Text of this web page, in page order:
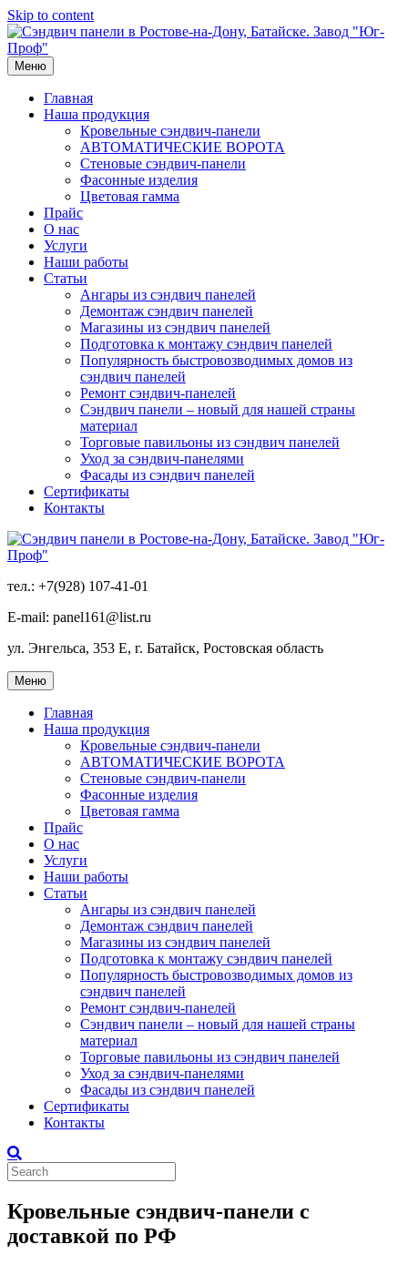
Skip to content
Меню
Главная
Наша продукция
Кровельные сэндвич-панели
АВТОМАТИЧЕСКИЕ ВОРОТА
Стеновые сэндвич-панели
Фасонные изделия
Цветовая гамма
Прайс
О нас
Услуги
Наши работы
Статьи
Ангары из сэндвич панелей
Демонтаж сэндвич панелей
Магазины из сэндвич панелей
Подготовка к монтажу сэндвич панелей
Популярность быстровозводимых домов из
сэндвич панелей
Ремонт сэндвич-панелей
Сэндвич панели – новый для нашей страны
материал
Торговые павильоны из сэндвич панелей
Уход за сэндвич-панелями
Фасады из сэндвич панелей
Сертификаты
Контакты
тел.: +7(928) 107-41-01
E-mail: panel161@list.ru
ул. Энгельса, 353 Е, г. Батайск, Ростовская область
Меню
Главная
Наша продукция
Кровельные сэндвич-панели
АВТОМАТИЧЕСКИЕ ВОРОТА
Стеновые сэндвич-панели
Фасонные изделия
Цветовая гамма
Прайс
О нас
Услуги
Наши работы
Статьи
Ангары из сэндвич панелей
Демонтаж сэндвич панелей
Магазины из сэндвич панелей
Подготовка к монтажу сэндвич панелей
Популярность быстровозводимых домов из
сэндвич панелей
Ремонт сэндвич-панелей
Сэндвич панели – новый для нашей страны
материал
Торговые павильоны из сэндвич панелей
Уход за сэндвич-панелями
Фасады из сэндвич панелей
Сертификаты
Контакты
Кровельные сэндвич-панели с
доставкой по РФ